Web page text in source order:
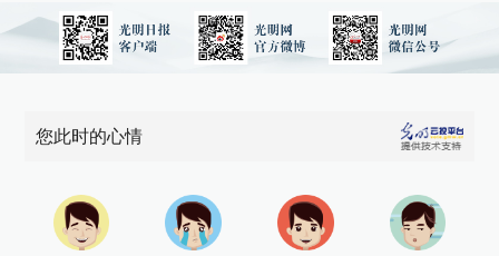
您此时的心情